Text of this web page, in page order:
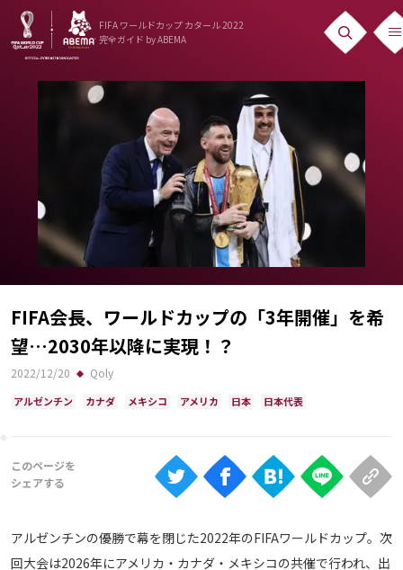
FIFA ワールドカップ カタール 2022
完全ガイド by ABEMA
ニュース
Teams
日本代表
Team Japan
日程・結果
Schedule
ランキング
大会について
About
FIFA会長、ワールドカップの「3年開催」を希
望…2030年以降に実現！？
2022/12/20 Qoly
アルゼンチン カナダ メキシコ アメリカ 日本 日本代表
アルゼンチンの優勝で幕を閉じた2022年のFIFAワールドカップ。次
回大会は2026年にアメリカ・カナダ・メキシコの共催で行われ、出